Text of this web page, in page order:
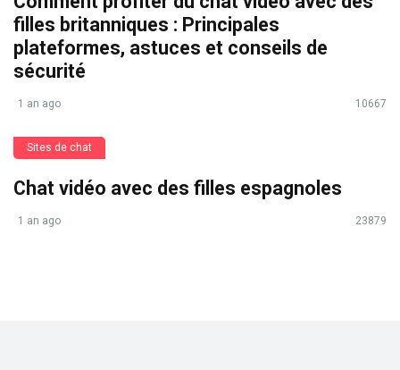
filles britanniques : Principales
plateformes, astuces et conseils de
sécurité
1 an ago 10667
Sites de chat
Chat vidéo avec des filles espagnoles
1 an ago 23879